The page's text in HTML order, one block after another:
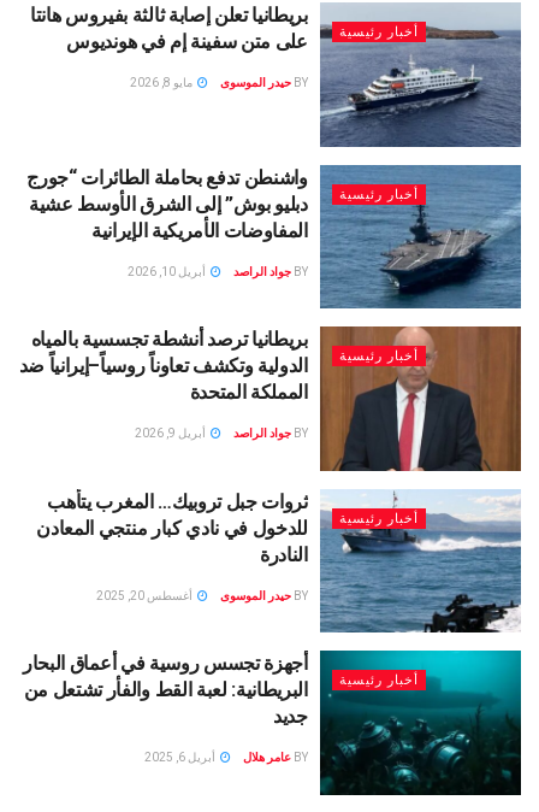
أخبار رئيسية
بريطانيا تعلن إصابة ثالثة بفيروس هانتا
على متن سفينة إم في هونديوس
BY حيدر الموسوى مايو 8, 2026
أخبار رئيسية
واشنطن تدفع بحاملة الطائرات “جورج
دبليو بوش” إلى الشرق الأوسط عشية
المفاوضات الأمريكية الإيرانية
BY جواد الراصد أبريل 10, 2026
أخبار رئيسية
بريطانيا ترصد أنشطة تجسسية بالمياه
الدولية وتكشف تعاوناً روسياً–إيرانياً ضد
المملكة المتحدة
BY جواد الراصد أبريل 9, 2026
أخبار رئيسية
ثروات جبل تروبيك… المغرب يتأهب
للدخول في نادي كبار منتجي المعادن
النادرة
BY حيدر الموسوى أغسطس 20, 2025
أخبار رئيسية
أجهزة تجسس روسية في أعماق البحار
البريطانية: لعبة القط والفأر تشتعل من
جديد
BY عامر هلال أبريل 6, 2025